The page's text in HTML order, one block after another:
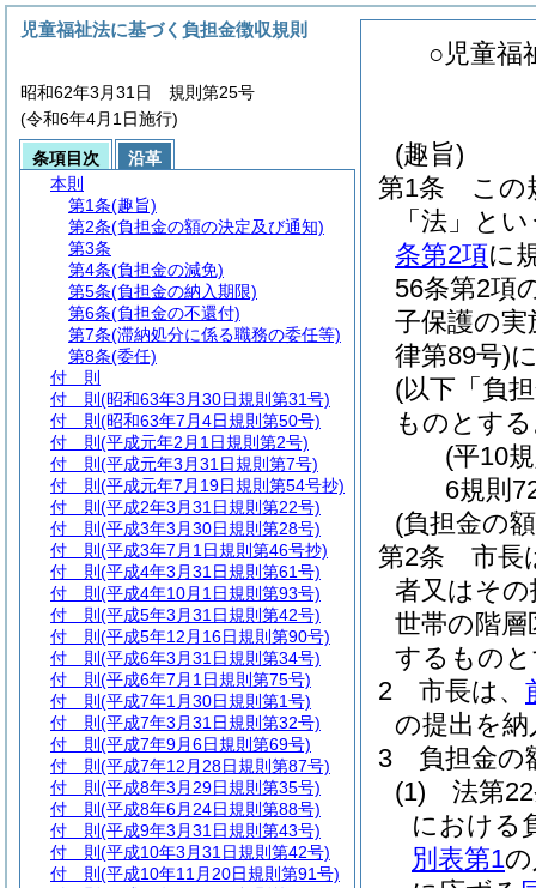
○児童福
(趣旨)
第1条
この
「法」と
条第2項に
56条第2項
子保護の
律第89号)
(以下「負
ものとす
(平10
6規則
(負担金の
第2条
市長
者又はそ
世帯の階層
するもの
2
市長は、
の提出を
3
負担金の
(1)
法第
における
別表第1
児童福祉法に基づく負担金徴収規則
昭和62年3月31日 規則第25号
(令和6年4月1日施行)
条項目次
沿革
本則
第1条(趣旨)
第2条(負担金の額の決定及び通知)
第3条
第4条(負担金の減免)
第5条(負担金の納入期限)
第6条(負担金の不還付)
第7条(滞納処分に係る職務の委任等)
第8条(委任)
付 則
付 則 (昭和63年3月30日規則第31号)
付 則 (昭和63年7月4日規則第50号)
付 則 (平成元年2月1日規則第2号)
付 則 (平成元年3月31日規則第7号)
付 則 (平成元年7月19日規則第54号抄)
付 則 (平成2年3月31日規則第22号)
付 則 (平成3年3月30日規則第28号)
付 則 (平成3年7月1日規則第46号抄)
付 則 (平成4年3月31日規則第61号)
付 則 (平成4年10月1日規則第93号)
付 則 (平成5年3月31日規則第42号)
付 則 (平成5年12月16日規則第90号)
付 則 (平成6年3月31日規則第34号)
付 則 (平成6年7月1日規則第75号)
付 則 (平成7年1月30日規則第1号)
付 則 (平成7年3月31日規則第32号)
付 則 (平成7年9月6日規則第69号)
付 則 (平成7年12月28日規則第87号)
付 則 (平成8年3月29日規則第35号)
付 則 (平成8年6月24日規則第88号)
付 則 (平成9年3月31日規則第43号)
付 則 (平成10年3月31日規則第42号)
付 則 (平成10年11月20日規則第91号)